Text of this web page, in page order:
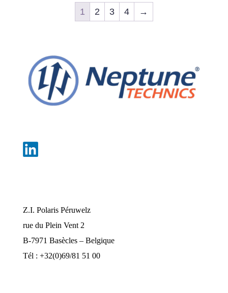
1 2 3 4 →
Z.I. Polaris Péruwelz
rue du Plein Vent 2
B-7971 Basècles – Belgique
Tél : +32(0)69/81 51 00